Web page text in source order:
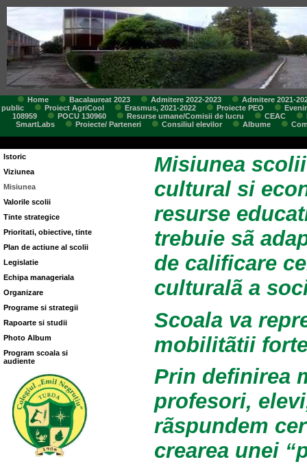
Home Bacalaureat 2023 Admitere 2022-2023
Admitere 2021-
public
Proiect AgriCool Erasmus, 2021-2022 Proiecte PEO
108959
POCU 130960 Resurse umane/Comisii de lucru CEAC
SmartLabs
Proiecte/ Parteneri Consiliul elevilor Albume
Istoric
Viziunea
Misiunea
Valorile scolii
Tinte strategice
Prioritati, obiective, tinte
Plan de actiune al scolii
Legislatie
Echipa manageriala
Organizare
Programe si strategii
Rapoarte si studii
Photo Album
Program scoala si
audiente
Misiunea
cultural si
resurse
trebuie sã
de calificare
culturalã a
Scoala va
mobilitãtii
Prin definirea
profesori,
rãspundem
crearea unei